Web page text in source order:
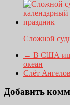
Сложной
← В США
океан
Слёт Ангелов
Добавить